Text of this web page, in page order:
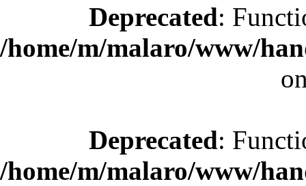
Deprecated:
/home/m/malaro/www/
Deprecated:
/home/m/malaro/www/